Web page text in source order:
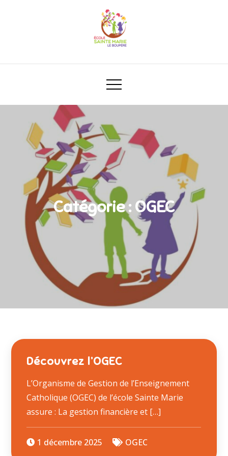
Catégorie : OGEC
Découvrez l’OGEC
L’Organisme de Gestion de l’Enseignement
Catholique (OGEC) de l’école Sainte Marie
assure : La gestion financière et […]
1 décembre 2025 OGEC